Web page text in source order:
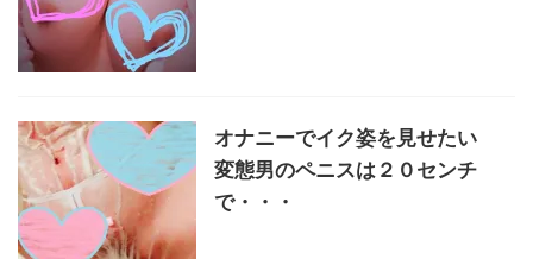
オナニーでイク姿を見せたい
変態男のペニスは２０センチ
で・・・